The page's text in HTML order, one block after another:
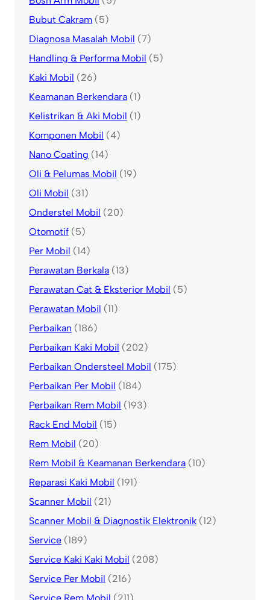
Bubut Cakram (5)
Diagnosa Masalah Mobil (7)
Handling & Performa Mobil (5)
Kaki Mobil (26)
Keamanan Berkendara (1)
Kelistrikan & Aki Mobil (1)
Komponen Mobil (4)
Nano Coating (14)
Oli & Pelumas Mobil (19)
Oli Mobil (31)
Onderstel Mobil (20)
Otomotif (5)
Per Mobil (14)
Perawatan Berkala (13)
Perawatan Cat & Eksterior Mobil (5)
Perawatan Mobil (11)
Perbaikan (186)
Perbaikan Kaki Mobil (202)
Perbaikan Ondersteel Mobil (175)
Perbaikan Per Mobil (184)
Perbaikan Rem Mobil (193)
Rack End Mobil (15)
Rem Mobil (20)
Rem Mobil & Keamanan Berkendara (10)
Reparasi Kaki Mobil (191)
Scanner Mobil (21)
Scanner Mobil & Diagnostik Elektronik (12)
Service (189)
Service Kaki Kaki Mobil (208)
Service Per Mobil (216)